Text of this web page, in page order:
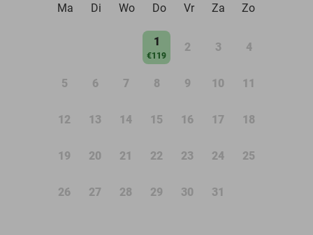
Ma
Di Wo Do Vr Za Zo
1
€119
2 3 4
5 6 7 8 9 10 11
12 13 14 15 16 17 18
19 20 21 22 23 24 25
26 27 28 29 30 31